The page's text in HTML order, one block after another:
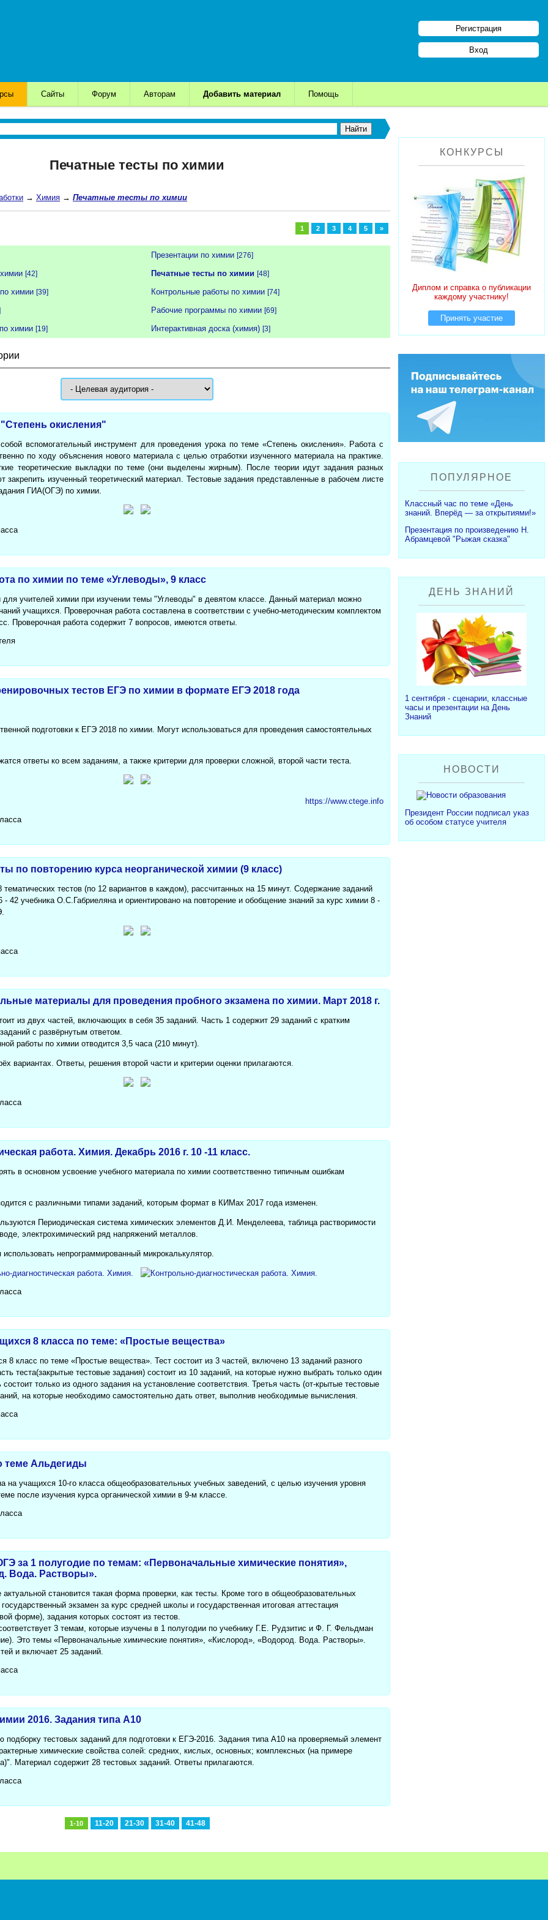
Регистрация
Вход
Сайты Форум Авторам Добавить материал Помощь
Печатные тесты по химии
→ Химия → Печатные тесты по химии
1 2 3 4 5 »
Презентации по химии [276]
[42] Печатные тесты по химии [48]
химии [39] Контрольные работы по химии [74]
Рабочие программы по химии [69]
химии [19] Интерактивная доска (химия) [3]
окисления"
вспомогательный инструмент для проведения урока по теме «Степень окисления». Работа с
по ходу объяснения нового материала с целью отработки изученного материала на практике.
теоретические выкладки по теме (они выделены жирным). После теории идут задания разных
закрепить изученный теоретический материал. Тестовые задания представленные в рабочем листе
ГИА(ОГЭ) по химии.
по химии по теме «Углеводы», 9 класс
для учителей химии при изучении темы "Углеводы" в девятом классе. Данный материал можно
учащихся. Проверочная работа составлена в соответствии с учебно-методическим комплектом
Проверочная работа содержит 7 вопросов, имеются ответы.
тестов ЕГЭ по химии в формате ЕГЭ 2018 года
подготовки к ЕГЭ 2018 по химии. Могут использоваться для проведения самостоятельных
ответы ко всем заданиям, а также критерии для проверки сложной, второй части теста.
https://www.ctege.info
по повторению курса неорганической химии (9 класс)
тематических тестов (по 12 вариантов в каждом), рассчитанных на 15 минут. Содержание заданий
- 42 учебника О.С.Габриеляна и ориентировано на повторение и обобщение знаний за курс химии 8 -
материалы для проведения пробного экзамена по химии. Март 2018 г.
из двух частей, включающих в себя 35 заданий. Часть 1 содержит 29 заданий с кратким
с развёрнутым ответом.
работы по химии отводится 3,5 часа (210 минут).
вариантах. Ответы, решения второй части и критерии оценки прилагаются.
работа. Химия. Декабрь 2016 г. 10 -11 класс.
в основном усвоение учебного материала по химии соответственно типичным ошибкам
с различными типами заданий, которым формат в КИМах 2017 года изменен.
Периодическая система химических элементов Д.И. Менделеева, таблица растворимости
электрохимический ряд напряжений металлов.
непрограммированный микрокалькулятор.
8 класса по теме: «Простые вещества»
8 класс по теме «Простые вещества». Тест состоит из 3 частей, включено 13 заданий разного
теста(закрытые тестовые задания) состоит из 10 заданий, на которые нужно выбрать только один
только из одного задания на установление соответствия. Третья часть (от-крытые тестовые
на которые необходимо самостоятельно дать ответ, выполнив необходимые вычисления.
теме Альдегиды
на учащихся 10-го класса общеобразовательных учебных заведений, с целью изучения уровня
после изучения курса органической химии в 9-м классе.
за 1 полугодие по темам: «Первоначальные химические понятия»,
Вода. Растворы».
становится такая форма проверки, как тесты. Кроме того в общеобразовательных
экзамен за курс средней школы и государственная итоговая аттестация
форме), задания которых состоят из тестов.
3 темам, которые изучены в 1 полугодии по учебнику Г.Е. Рудзитис и Ф. Г. Фельдман
Это темы «Первоначальные химические понятия», «Кислород», «Водород. Вода. Растворы».
и включает 25 заданий.
2016. Задания типа А10
тестовых заданий для подготовки к ЕГЭ-2016. Задания типа А10 на проверяемый элемент
химические свойства солей: средних, кислых, основных; комплексных (на примере
Материал содержит 28 тестовых заданий. Ответы прилагаются.
1-10 11-20 21-30 31-40 41-48
КОНКУРСЫ
Диплом и справка о публикации
каждому участнику!
Принять участие
ПОПУЛЯРНОЕ
Классный час по теме «День
знаний. Вперёд — за открытиями!»
Презентация по произведению Н.
Абрамцевой "Рыжая сказка"
ДЕНЬ ЗНАНИЙ
1 сентября - сценарии, классные
часы и презентации на День
Знаний
НОВОСТИ
Президент России подписал указ
об особом статусе учителя